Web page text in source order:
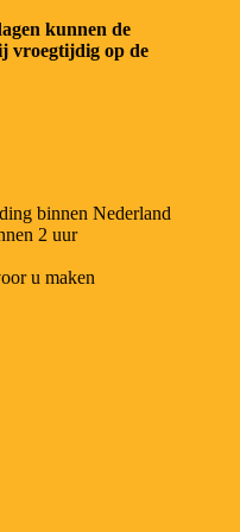
kunnen de
vroegtijdig op de
binnen Nederland
2 uur
u maken